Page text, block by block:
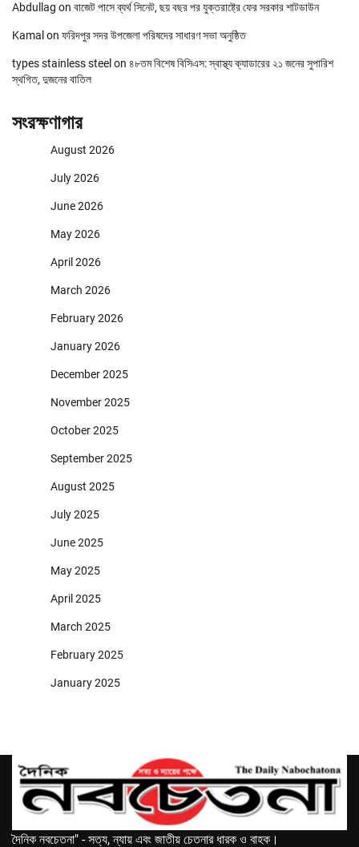
Abdullag on বাজেট পাসে ব্যর্থ সিনেট, ছয় বছর পর যুক্তরাষ্ট্রে ফের সরকার শাটডাউন
Kamal on ফরিদপুর সদর উপজেলা পরিষদের সাধারণ সভা অনুষ্ঠিত
types stainless steel on ৪৮তম বিশেষ বিসিএস: স্বাস্থ্য ক্যাডারের ২১ জনের সুপারিশ
স্থগিত, দুজনের বাতিল
সংরক্ষণাগার
August 2026
July 2026
June 2026
May 2026
April 2026
March 2026
February 2026
January 2026
December 2025
November 2025
October 2025
September 2025
August 2025
July 2025
June 2025
May 2025
April 2025
March 2025
February 2025
January 2025
দৈনিক নবচেতনা" - সত্য, ন্যায় এবং জাতীয় চেতনার ধারক ও বাহক।